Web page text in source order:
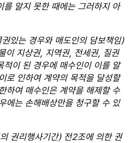
를 알지 못한 때에는 그러하지 아
있는 경우와 매도인의 담보책임)
이 지상권, 지역권, 전세권, 질권
적이 된 경우에 매수인이 이를 알
로 인하여 계약의 목적을 달성할
하여 매수인은 계약을 해제할 수
에는 손해배상만을 청구할 수 있
권리행사기간) 전2조에 의한 권